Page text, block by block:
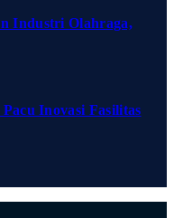
Industri Olahraga,
Inovasi Fasilitas